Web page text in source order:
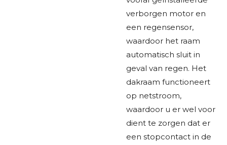
verborgen motor en
een regensensor,
waardoor het raam
automatisch sluit in
geval van regen. Het
dakraam functioneert
op netstroom,
waardoor u er wel voor
dient te zorgen dat er
een stopcontact in de